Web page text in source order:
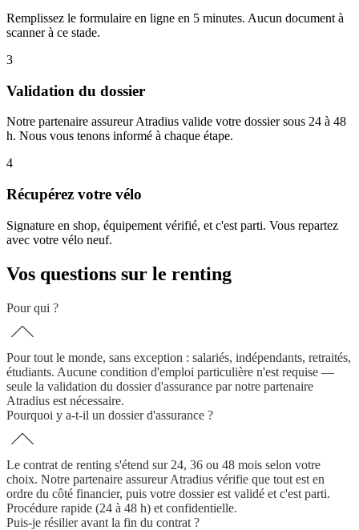
Remplissez le formulaire en ligne en 5 minutes. Aucun document à
scanner à ce stade.
3
Validation du dossier
Notre partenaire assureur Atradius valide votre dossier sous 24 à 48
h. Nous vous tenons informé à chaque étape.
4
Récupérez votre vélo
Signature en shop, équipement vérifié, et c'est parti. Vous repartez
avec votre vélo neuf.
Vos questions sur le renting
Pour qui ?
Pour tout le monde, sans exception : salariés, indépendants, retraités,
étudiants. Aucune condition d'emploi particulière n'est requise —
seule la validation du dossier d'assurance par notre partenaire
Atradius est nécessaire.
Pourquoi y a-t-il un dossier d'assurance ?
Le contrat de renting s'étend sur 24, 36 ou 48 mois selon votre
choix. Notre partenaire assureur Atradius vérifie que tout est en
ordre du côté financier, puis votre dossier est validé et c'est parti.
Procédure rapide (24 à 48 h) et confidentielle.
Puis-je résilier avant la fin du contrat ?